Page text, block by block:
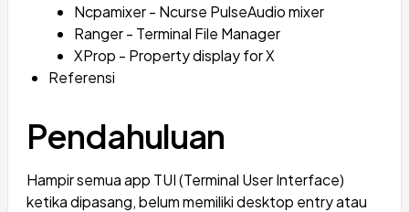
Ncpamixer - Ncurse PulseAudio mixer
Ranger - Terminal File Manager
XProp - Property display for X
Referensi
Pendahuluan
Hampir semua app TUI (Terminal User Interface)
ketika dipasang, belum memiliki desktop entry atau